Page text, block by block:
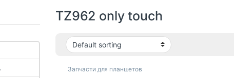
TZ962 only touch
Запчасти для планшетов